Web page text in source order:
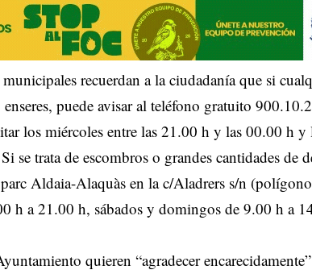
recuerdan a la ciudadanía que si
enseres, puede avisar al teléfono gratuito
los miércoles entre las 21.00 h y las 00.00 h
se trata de escombros o grandes cantidades de
Aldaia-Alaquàs en la c/Aladrers s/n
h a 21.00 h, sábados y domingos de 9.00 h a
quieren “agradecer